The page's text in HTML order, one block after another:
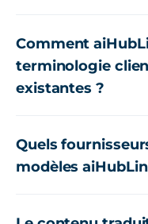
Comment
terminologie
existantes ?
Quels
modèles